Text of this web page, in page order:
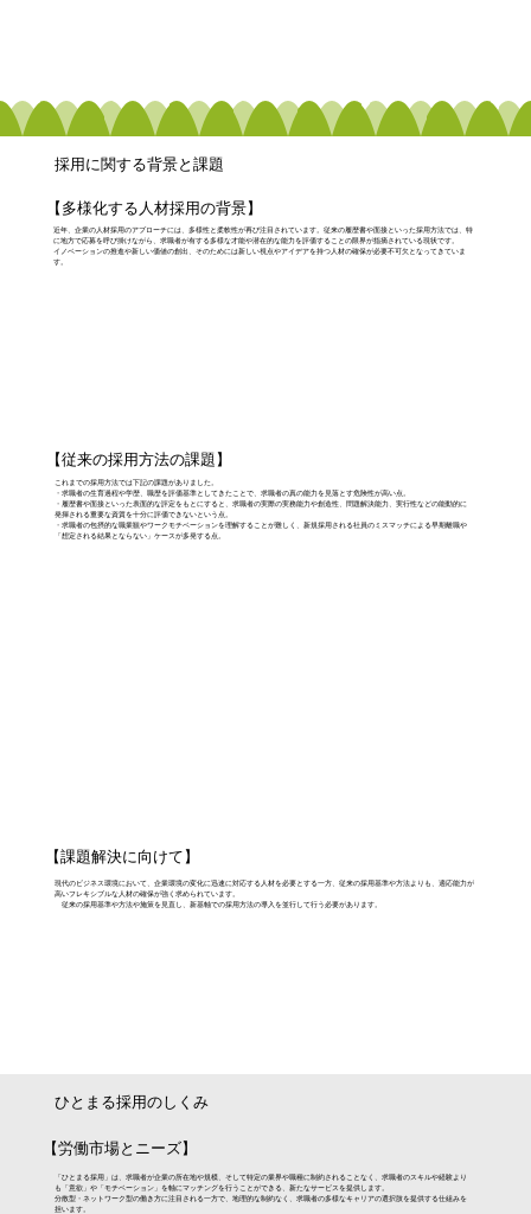
ひとまる採用のしくみ
「ひとまる採用」は、求職者が企業の所在地や規模、そして特定の業界や職種に制約されることなく、求職者のスキルや経験より
も「意欲」や「モチベーション」を軸にマッチングを行うことができる、新たなサービスを提供します。
分散型・ネットワーク型の働き方に注目される一方で、地理的な制約なく、求職者の多様なキャリアの選択肢を提供する仕組みを
担います。
【労働市場とニーズ】
近年、企業の人材採用のアプローチには、多様性と柔軟性が再び注目されています。従来の履歴書や面接といった採用方法では、特
に地方で応募を呼び掛けながら、求職者が有する多様な才能や潜在的な能力を評価することの限界が指摘されている現状です。
イノベーションの推進や新しい価値の創出、そのためには新しい視点やアイデアを持つ人材の確保が必要不可欠となってきていま
す。
採用に関する背景と課題
【多様化する人材採用の背景】
【従来の採用方法の課題】
これまでの採用方法では下記の課題がありました。
・求職者の生育過程や学歴、職歴を評価基準としてきたことで、求職者の真の能力を見落とす危険性が高い点。
・履歴書や面接といった表面的な評定をもとにすると、求職者の実際の実務能力や創造性、問題解決能力、実行性などの能動的に
発揮される重要な資質を十分に評価できないという点。
・求職者の包摂的な職業観やワークモチベーションを理解することが難しく、新規採用される社員のミスマッチによる早期離職や
「想定される結果とならない」ケースが多発する点。
現代のビジネス環境において、企業環境の変化に迅速に対応する人材を必要とする一方、従来の採用基準や方法よりも、適応能力が
高いフレキシブルな人材の確保が強く求められています。
従来の採用基準や方法や施策を見直し、新基軸での採用方法の導入を並行して行う必要があります。
【課題解決に向けて】